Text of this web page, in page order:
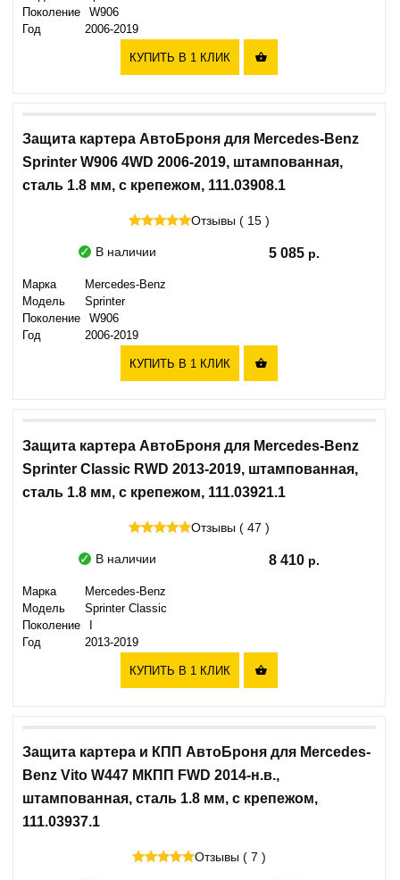
Поколение
W906
Год
2006-2019
КУПИТЬ В 1 КЛИК 
Защита картера АвтоБроня для Mercedes-Benz
Sprinter W906 4WD 2006-2019, штампованная,
сталь 1.8 мм, с крепежом, 111.03908.1
Отзывы ( 15 )
В наличии 5 085
Марка
Mercedes-Benz
Модель
Sprinter
Поколение
W906
Год
2006-2019
КУПИТЬ В 1 КЛИК 
Защита картера АвтоБроня для Mercedes-Benz
Sprinter Classic RWD 2013-2019, штампованная,
сталь 1.8 мм, с крепежом, 111.03921.1
Отзывы ( 47 )
В наличии 8 410
Марка
Mercedes-Benz
Модель
Sprinter Classic
Поколение
Год
2013-2019
КУПИТЬ В 1 КЛИК 
Защита картера и КПП АвтоБроня для Mercedes-
Benz Vito W447 МКПП FWD 2014-н.в.,
штампованная, сталь 1.8 мм, с крепежом,
111.03937.1
Отзывы ( 7 )